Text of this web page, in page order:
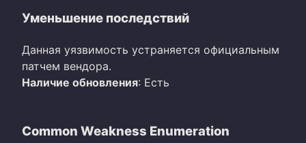
Уменьшение последствий
Данная уязвимость устраняется официальным
патчем вендора.
Наличие обновления: Есть
Common Weakness Enumeration